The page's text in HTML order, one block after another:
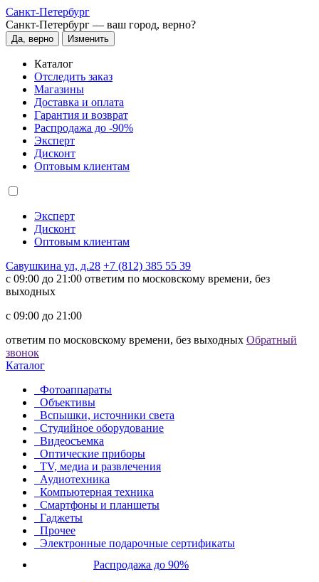
Санкт-Петербург
Санкт-Петербург — ваш город, верно?
Да, верно Изменить
Каталог
Отследить заказ
Магазины
Доставка и оплата
Гарантия и возврат
Распродажа до -90%
Эксперт
Дисконт
Оптовым клиентам
Эксперт
Дисконт
Оптовым клиентам
Савушкина ул, д.28 +7 (812) 385 55 39
c 09:00 до 21:00 ответим по московскому времени, без
выходных
c 09:00 до 21:00
ответим по московскому времени, без выходных Обратный
звонок
Каталог
Фотоаппараты
Объективы
Вспышки, источники света
Студийное оборудование
Видеосъемка
Оптические приборы
TV, медиа и развлечения
Аудиотехника
Компьютерная техника
Смартфоны и планшеты
Гаджеты
Прочее
Электронные подарочные сертификаты
Распродажа до 90%